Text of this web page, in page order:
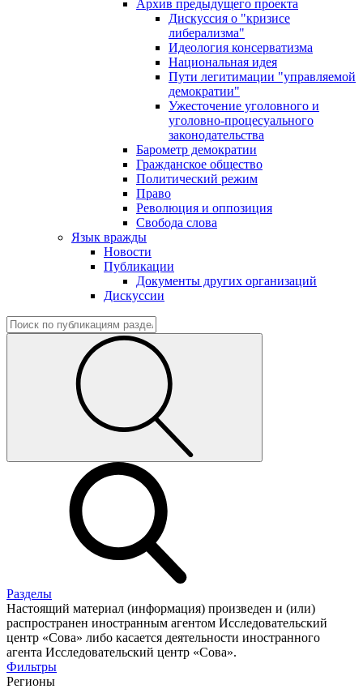
Архив предыдущего проекта
Дискуссия о "кризисе
либерализма"
Идеология консерватизма
Национальная идея
Пути легитимации "управляемой
демократии"
Ужесточение уголовного и
уголовно-процесуального
законодательства
Барометр демократии
Гражданское общество
Политический режим
Право
Революция и оппозиция
Свобода слова
Язык вражды
Новости
Публикации
Документы других организаций
Дискуссии
Разделы
Настоящий материал (информация) произведен и (или)
распространен иностранным агентом Исследовательский
центр «Сова» либо касается деятельности иностранного
агента Исследовательский центр «Сова».
Фильтры
Регионы